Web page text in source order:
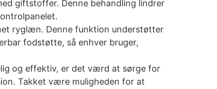
giftstoffer. Denne behandling lindrer
ryglæn. Denne funktion understøtter
fodstøtte, så enhver bruger,
og effektiv, er det værd at sørge for
Takket være muligheden for at